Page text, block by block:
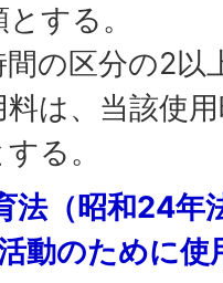
する。
間の区分の2以
料は、当該使
る。
法（昭和24年
動のために使